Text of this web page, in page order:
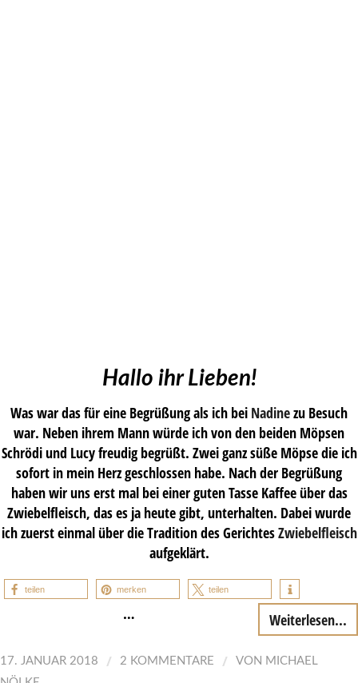
Hallo ihr Lieben!
Was war das für eine Begrüßung als ich bei Nadinezu Besuch
war. Neben ihrem Mann würde ich von den beiden Möpsen
Schrödi und Lucy freudig begrüßt. Zwei ganz süße Möpse die ich
sofort in mein Herz geschlossen habe. Nach der Begrüßung
haben wir uns erst mal bei einer guten Tasse Kaffee über das
Zwiebelfleisch, das es ja heute gibt, unterhalten. Dabei wurde
ich zuerst einmal über die Tradition des GerichtesZwiebelfleisch
aufgeklärt.
teilen merken teilen
… Weiterlesen...
17. JANUAR 2018 / 2 KOMMENTARE / VON MICHAEL